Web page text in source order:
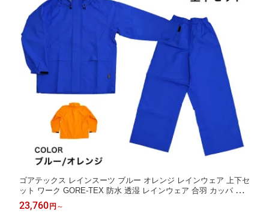
ゴアテックス レインスーツ ブルー オレンジ レインウェア 上下セ
ット ワーク GORE-TEX 防水 透湿 レインウェア 合羽 カッパ 雨
合羽 雨衣 MAEGAKI 前垣 青 メンズ レディース ジャケット 上衣
パンツ ズボン 仕事 作業 アウトドア 登山 ゴルフ 自転車 男女兼用
23,760 円 ～